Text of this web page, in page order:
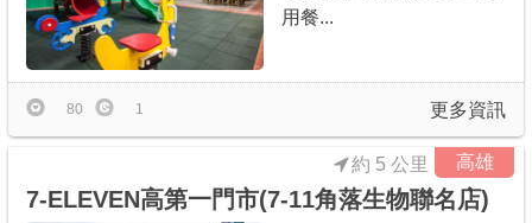
用餐...
更多資訊
80 1
高雄
7-ELEVEN高第一門市(7-11角落生物聯名店)
約 5 公里